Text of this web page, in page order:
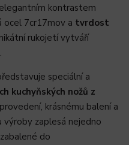
kontrastem
ocel 7cr17mov a tvrdost
rukojetí vytváří
speciální a
kuchyňských nožů z
krásnému balení a
výroby zaplesá nejedno
do